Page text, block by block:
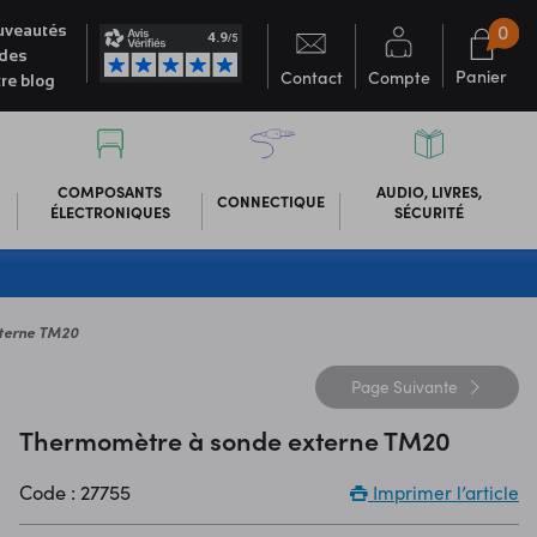
blog
Contact Compte Panier
0
COMPOSANTS
ÉLECTRONIQUES
CONNECTIQUE
AUDIO, LIVRES,
SÉCURITÉ
TM20
Page Suivante
Thermomètre à sonde externe TM20
Code : 27755 Imprimer l’article